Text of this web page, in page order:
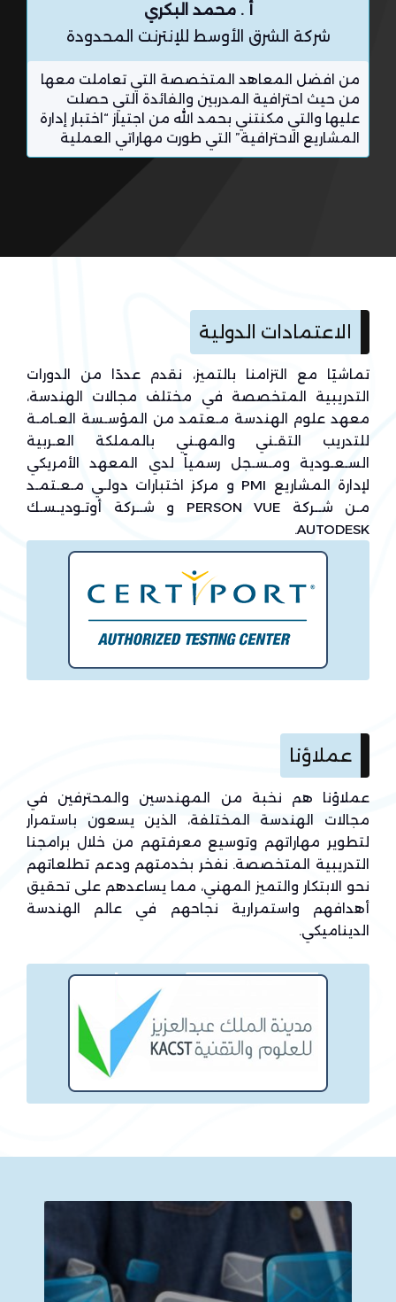
أ . محمد البكري
شركة الشرق الأوسط للإنترنت المحدودة
من افضل المعاهد المتخصصة التي تعاملت معها
من حيث احترافية المدربين والفائدة التي حصلت
عليها والتي مكنتني بحمد الله من اجتياز “اختبار إدارة
المشاريع الاحترافية” التي طورت مهاراتي العملية
الاعتمادات الدولية
تماشيًا مع التزامنا بالتميز، نقدم عددًا من الدورات
التدريبية المتخصصة في مختلف مجالات الهندسة،
معهد علوم الهندسة مـعتمد من المؤسـسة العـامـة
للتدريب التقـني والمهـني بالمملكة العـربية
السـعـودية ومـسـجل رسمياً لدي المعهد الأمريكي
لإدارة المشاريع PMI و مركز اختبارات دولـي مـعـتمـد
مـن شــركة PERSON VUE و شــركة أوتـوديـسـك
AUTODESK.
عملاؤنا
عملاؤنا هم نخبة من المهندسين والمحترفين في
مجالات الهندسة المختلفة، الذين يسعون باستمرار
لتطوير مهاراتهم وتوسيع معرفتهم من خلال برامجنا
التدريبية المتخصصة. نفخر بخدمتهم ودعم تطلعاتهم
نحو الابتكار والتميز المهني، مما يساعدهم على تحقيق
أهدافهم واستمرارية نجاحهم في عالم الهندسة
الديناميكي.